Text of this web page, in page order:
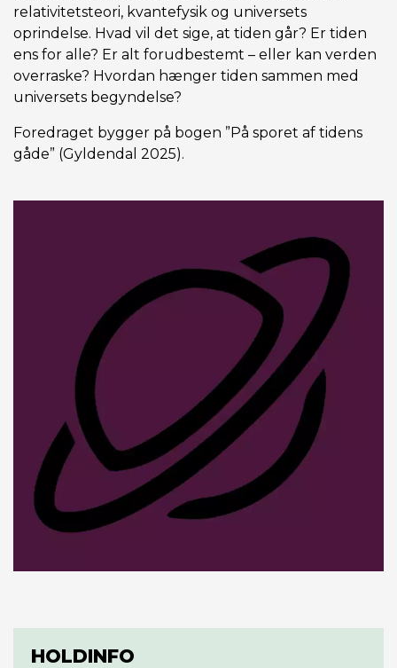
relativitetsteori, kvantefysik og universets
oprindelse. Hvad vil det sige, at tiden går? Er tiden
ens for alle? Er alt forudbestemt – eller kan verden
overraske? Hvordan hænger tiden sammen med
universets begyndelse?
Foredraget bygger på bogen ”På sporet af tidens
gåde” (Gyldendal 2025).
HOLDINFO